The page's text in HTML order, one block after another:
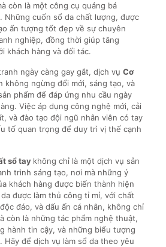
còn là một công cụ quảng bá
Những cuốn sổ da chất lượng, được
ấn tượng tốt đẹp về sự chuyên
nghiệp, đồng thời giúp tăng
khách hàng và đối tác.
ngày càng gay gắt, dịch vụ Cơ
không ngừng đổi mới, sáng tạo, và
phẩm để đáp ứng nhu cầu ngày
Việc áp dụng công nghệ mới, cải
và đào tạo đội ngũ nhân viên có tay
tố quan trọng để duy trì vị thế cạnh
sổ tay không chỉ là một dịch vụ sản
trình sáng tạo, nơi mà những ý
khách hàng được biến thành hiện
được làm thủ công tỉ mỉ, với chất
đáo, và dấu ấn cá nhân, không chỉ
còn là những tác phẩm nghệ thuật,
hành tin cậy, và những biểu tượng
Hãy để dịch vụ làm sổ da theo yêu